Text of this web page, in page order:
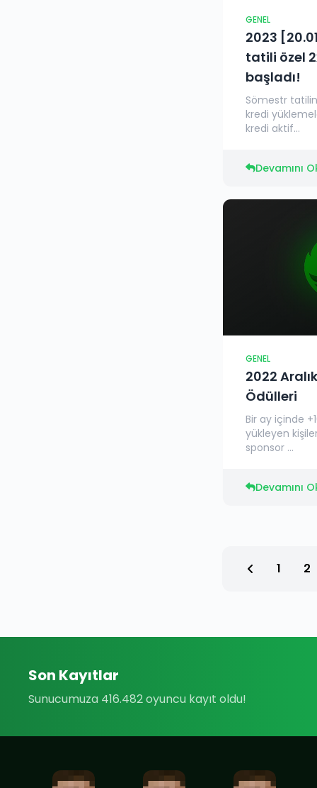
GENEL
2023
tatili özel
başladı!
Sömestr
kredi
kredi aktif...
Devamını
GENEL
2022
Ödülleri
Bir ay içinde
yükleyen
sponsor ...
Devamını
1 2
Son Kayıtlar
Sunucumuza 416.482 oyuncu kayıt oldu!